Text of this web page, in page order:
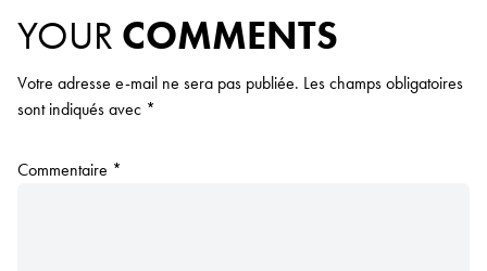
YOUR COMMENTS
Votre adresse e-mail ne sera pas publiée. Les champs obligatoires
sont indiqués avec *
Commentaire *